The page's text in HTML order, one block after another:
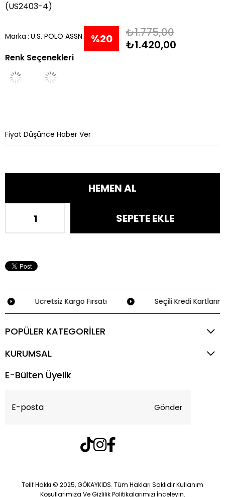
(US2403-4)
Marka : U.S. POLO ASSN. %20
₺1.775,00
₺1.420,00
Renk Seçenekleri
Fiyat Düşünce Haber Ver
Ücretsiz Kargo Fırsatı Seçili Kredi
POPÜLER KATEGORİLER
KURUMSAL
E-Bülten Üyelik
Gönder
Telif Hakkı © 2025, GÖKAYKİDS. Tüm Hakları Saklıdır Kullanım
Koşullarımıza Ve Gizlilik Politikalarımızı İnceleyin.